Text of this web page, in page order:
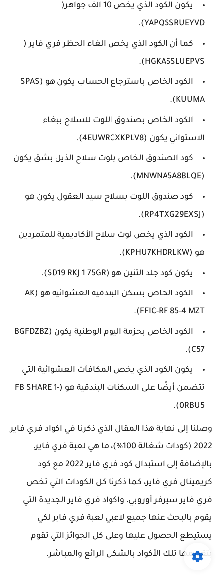
يكون الكود الذي يخص 10 الف جواهر(
YAPQSSRUEYVD).
كما أن الكود الذي يخص الغاء الحظر فري فاير (
HGKASSLUEPVS).
الكود الخاص باسترجاع الحساب يكون هو (SPAS
KUUMA).
الكود الخاص بصندوق اللوت للسلاح ببغاء
الاستوائي يكون (4EUWRCXKPLV8).
كود الصندوق الخاص بلوت سلاح الذيل بشق يكون
(MNWNA5A8BLQE).
كود صندوق اللوت بسلاح سيد العقول يكون هو
(RP4TXG29EXSJ).
الكود الذي يخص لوت سلاح الأكاديمية للمتمردين
هو (KPHU7KHDRLKW).
يكون كود جلد التنين هو (SD19 RKJ 1 75GR).
الكود الخاص بسكن البندقية العشوائية هو (AK
FFIC-RF 85-4 MZT).
الكود الخاص بحزمة اليوم الوطنية يكون (BGFDZBZ
C57).
يكون الكود الذي يخص المكافآت العشوائية التي
تتضمن أيضًا على السكنات البندقية هو (FB SHARE 1-
0RBU5).
وصلنا إلى نهاية هذا المقال الذي ذكرنا في اكواد فري فاير
2022 (كودات شغالة 100%)، ما هي لعبة فري فاير،
بالإضافة إلى استبدال كود فري فاير 2022 مع كود
كريمينال فري فاير، كما ذكرنا كل الكودات التي تخص
فري فاير سيرفر أوروبي، واكواد فري فاير الجديدة التي
يقوم بالبحث عنها جميع لاعبي لعبة فري فاير لكي
يستيطع الحصول عليها وعلى كل الجوائز التي تقوم
بتقديمها تلك الأكواد بالشكل الرائع والمباشر.